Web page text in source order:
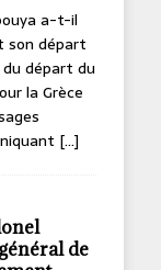
a-t-il
son départ
départ du
la Grèce
[...]
de